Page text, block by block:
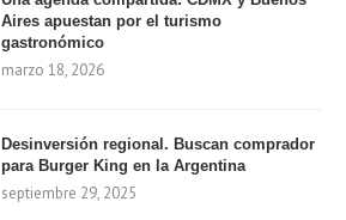
Aires apuestan por el turismo
gastronómico
marzo 18, 2026
Desinversión regional. Buscan comprador
para Burger King en la Argentina
septiembre 29, 2025